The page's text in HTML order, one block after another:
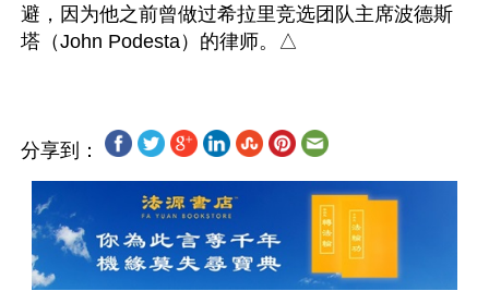
避，因为他之前曾做过希拉里竞选团队主席波德斯
分享到：